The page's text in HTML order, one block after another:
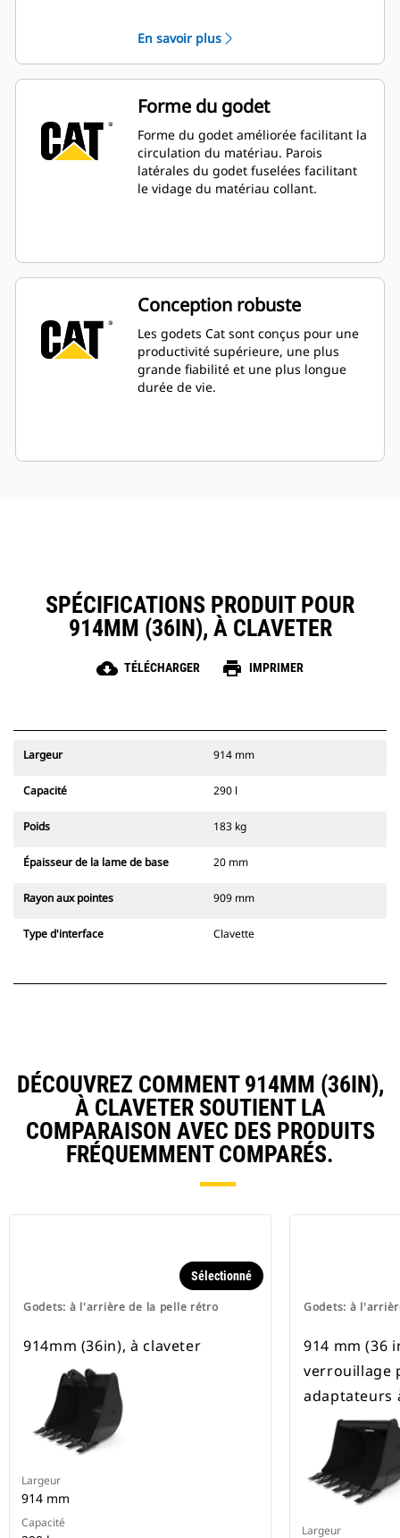
d'excavation en construction,
aménagements paysagers et travaux
de voirie.
En savoir plus
Forme du godet
Forme du godet améliorée facilitant la
circulation du matériau. Parois
latérales du godet fuselées facilitant
le vidage du matériau collant.
Conception robuste
Les godets Cat sont conçus pour une
productivité supérieure, une plus
grande fiabilité et une plus longue
durée de vie.
SPÉCIFICATIONS PRODUIT POUR
914MM (36IN), À CLAVETER
cloud_download TÉLÉCHARGER print IMPRIMER
Largeur 914 mm
Capacité 290 l
Poids 183 kg
Épaisseur de la lame de base 20 mm
Rayon aux pointes 909 mm
Type d'interface Clavette
DÉCOUVREZ COMMENT 914MM (36IN),
À CLAVETER SOUTIENT LA
COMPARAISON AVEC DES PRODUITS
FRÉQUEMMENT COMPARÉS.
Godets: à l'arrière de la pelle rétro
Sélectionné
914mm (36in), à claveter
Largeur
914 mm
Capacité
Godets: à
914 mm (36
verrouillage
adaptateurs
Largeur